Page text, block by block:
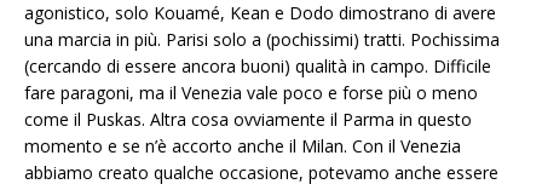
agonistico, solo Kouamé, Kean e Dodo dimostrano di avere
una marcia in più. Parisi solo a (pochissimi) tratti. Pochissima
(cercando di essere ancora buoni) qualità in campo. Difficile
fare paragoni, ma il Venezia vale poco e forse più o meno
come il Puskas. Altra cosa ovviamente il Parma in questo
momento e se n’è accorto anche il Milan. Con il Venezia
abbiamo creato qualche occasione, potevamo anche essere